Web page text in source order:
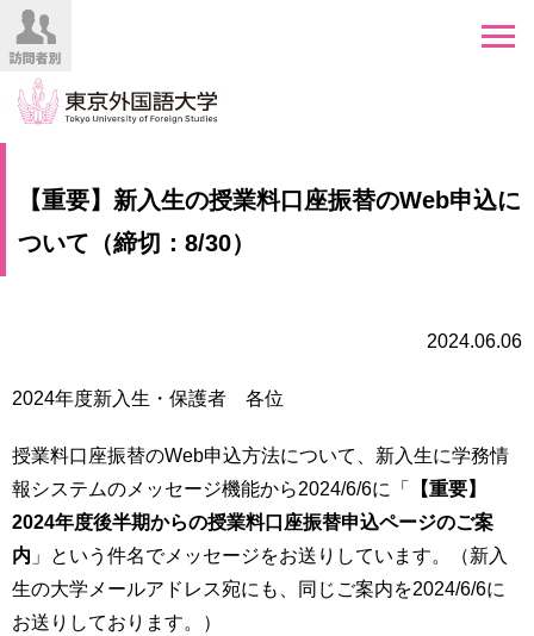
大
部・
学
院
／
教
育
研
究
験
生
の
生
保
護
者
の
方
【重要】新入生の授業料口座振替のWeb申込に
ついて（締切：8/30）
2024.06.06
2024年度新入生・保護者 各位
授業料口座振替のWeb申込方法について、新入生に学務情
報システムのメッセージ機能から2024/6/6に「 【重要】
2024年度後半期からの授業料口座振替申込ページのご案
内 」という件名でメッセージをお送りしています。（新入
生の大学メールアドレス宛にも、同じご案内を2024/6/6に
お送りしております。）